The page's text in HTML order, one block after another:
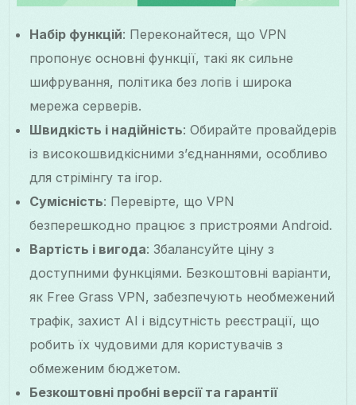
Набір функцій: Переконайтеся, що VPN
пропонує основні функції, такі як сильне
шифрування, політика без логів і широка
мережа серверів.
Швидкість і надійність: Обирайте провайдерів
із високошвидкісними з’єднаннями, особливо
для стрімінгу та ігор.
Сумісність: Перевірте, що VPN
безперешкодно працює з пристроями Android.
Вартість і вигода: Збалансуйте ціну з
доступними функціями. Безкоштовні варіанти,
як Free Grass VPN, забезпечують необмежений
трафік, захист AI і відсутність реєстрації, що
робить їх чудовими для користувачів з
обмеженим бюджетом.
Безкоштовні пробні версії та гарантії